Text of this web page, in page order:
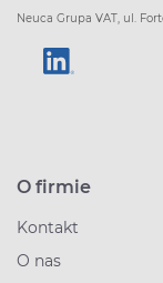
Neuca Grupa VAT, ul.
O firmie
Kontakt
O nas